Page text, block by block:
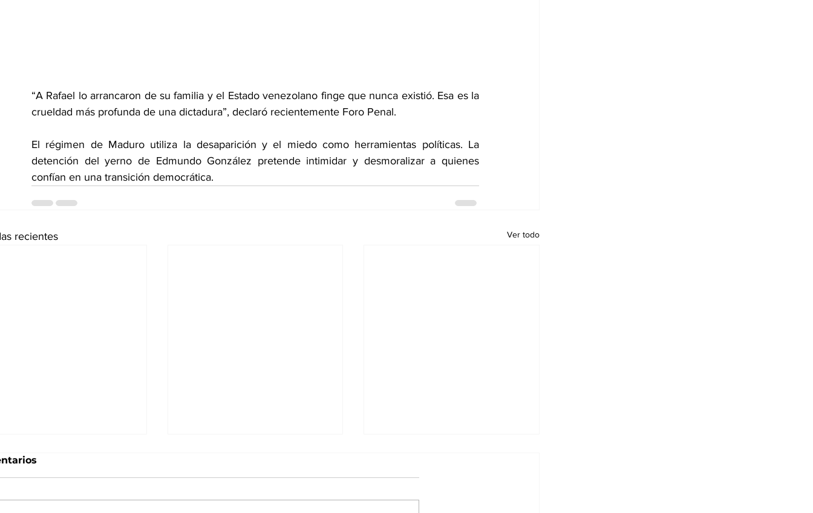
“A Rafael lo arrancaron de su familia y el Estado venezolano finge que nunca existió. Esa es la
crueldad más profunda de una dictadura”, declaró recientemente Foro Penal.
El régimen de Maduro utiliza la desaparición y el miedo como herramientas políticas. La
detención del yerno de Edmundo González pretende intimidar y desmoralizar a quienes
confían en una transición democrática.
recientes Ver todo